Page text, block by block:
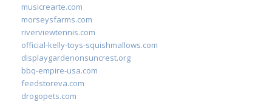
musicrearte.com
morseysfarms.com
riverviewtennis.com
official-kelly-toys-squishmallows.com
displaygardenonsuncrest.org
bbq-empire-usa.com
feedstoreva.com
drogopets.com